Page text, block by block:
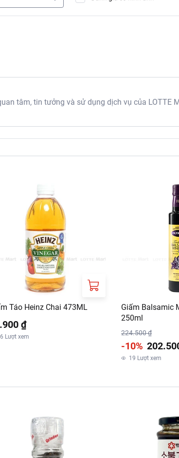
tâm, tin tưởng và sử dụng dịch vụ của
Táo Heinz Chai 473ML
₫
Lượt xem
Giấm Balsamic
250ml
224.500 ₫
-10%
19 Lượt xem